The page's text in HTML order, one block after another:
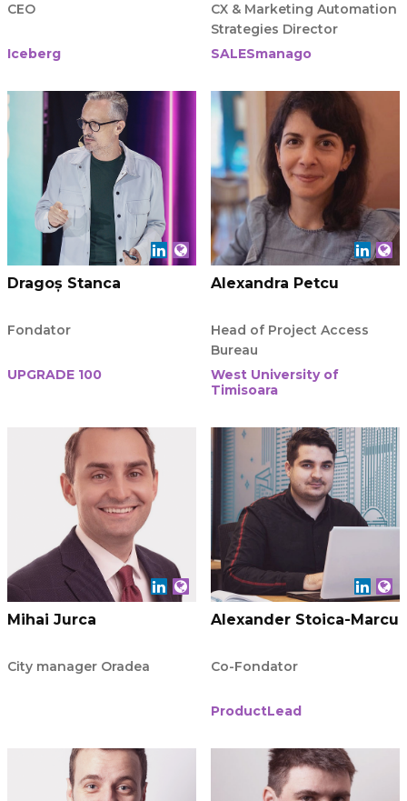
CEO
Iceberg
CX & Marketing Automation
Strategies Director
SALESmanago
Dragoș Stanca
Fondator
UPGRADE 100
Alexandra Petcu
Head of Project Access
Bureau
West University of
Timisoara
Mihai Jurca
City manager Oradea
Alexander Stoica-Marcu
Co-Fondator
ProductLead